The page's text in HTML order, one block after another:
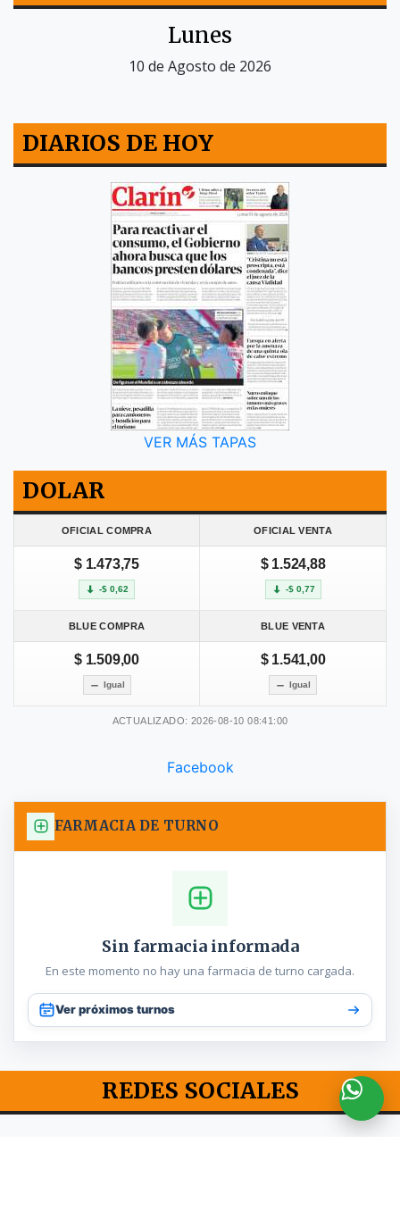
Lunes
10 de Agosto de 2026
DIARIOS DE HOY
VER MÁS TAPAS
DOLAR
OFICIAL COMPRA OFICIAL VENTA
$ 1.473,75
-$ 0,62
$ 1.524,88
-$ 0,77
BLUE COMPRA BLUE VENTA
$ 1.509,00
Igual
$ 1.541,00
Igual
ACTUALIZADO: 2026-08-10 08:41:00
Facebook
FARMACIA DE TURNO
Sin farmacia informada
En este momento no hay una farmacia de turno cargada.
Ver próximos turnos
REDES SOCIALES